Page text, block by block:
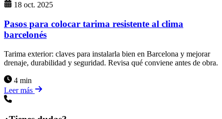
18 oct. 2025
Pasos para colocar tarima resistente al clima
barcelonés
Tarima exterior: claves para instalarla bien en Barcelona y mejorar
drenaje, durabilidad y seguridad. Revisa qué conviene antes de obra.
4 min
Leer más